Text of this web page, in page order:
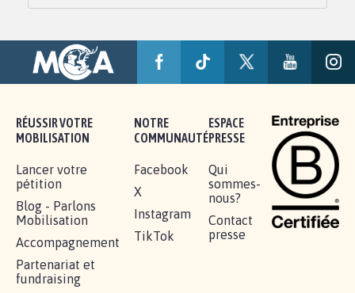
RÉUSSIR VOTRE
MOBILISATION
Lancer votre
pétition
Blog - Parlons
Mobilisation
Accompagnement
Partenariat et
fundraising
NOTRE
COMMUNAUTÉ
Facebook
X
Instagram
TikTok
ESPACE
PRESSE
Qui
sommes-
nous?
Contact
presse